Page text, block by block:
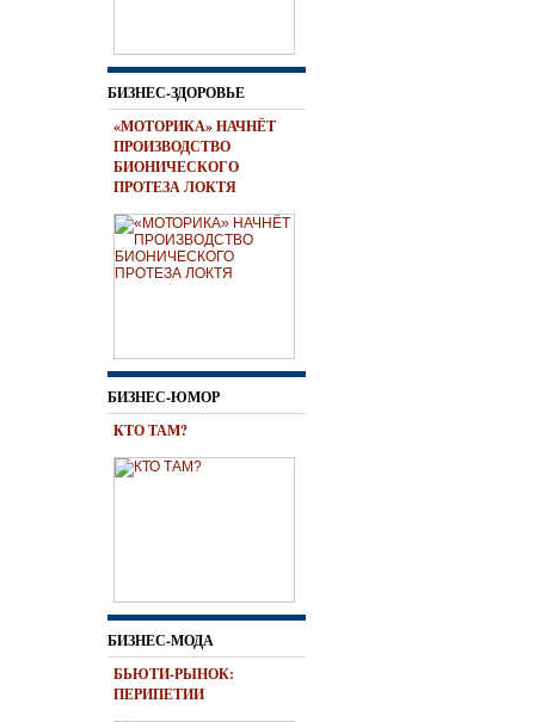
БИЗНЕС-ЗДОРОВЬЕ
«МОТОРИКА» НАЧНЁТ
ПРОИЗВОДСТВО
БИОНИЧЕСКОГО
ПРОТЕЗА ЛОКТЯ
БИЗНЕС-ЮМОР
КТО ТАМ?
БИЗНЕС-МОДА
БЬЮТИ-РЫНОК:
ПЕРИПЕТИИ